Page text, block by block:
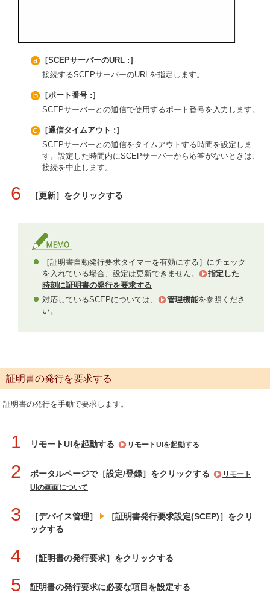
［SCEPサーバーのURL :］
接続するSCEPサーバーのURLを指定します。
［ポート番号 :］
SCEPサーバーとの通信で使用するポート番号を入力します。
［通信タイムアウト :］
SCEPサーバーとの通信をタイムアウトする時間を設定しま
す。設定した時間内にSCEPサーバーから応答がないときは、
接続を中止します。
6 ［更新］をクリックする
［証明書自動発行要求タイマーを有効にする］にチェック
を入れている場合、設定は更新できません。
指定した
時刻に証明書の発行を要求する
対応しているSCEPについては、
管理機能を参照くださ
い。
証明書の発行を要求する
証明書の発行を手動で要求します。
1 リモートUIを起動する リモートUIを起動する
2 ポータルページで［設定/登録］をクリックする
リモート
UIの画面について
3 ［デバイス管理］
［証明書発行要求設定(SCEP)］をクリ
ックする
4 ［証明書の発行要求］をクリックする
5 証明書の発行要求に必要な項目を設定する